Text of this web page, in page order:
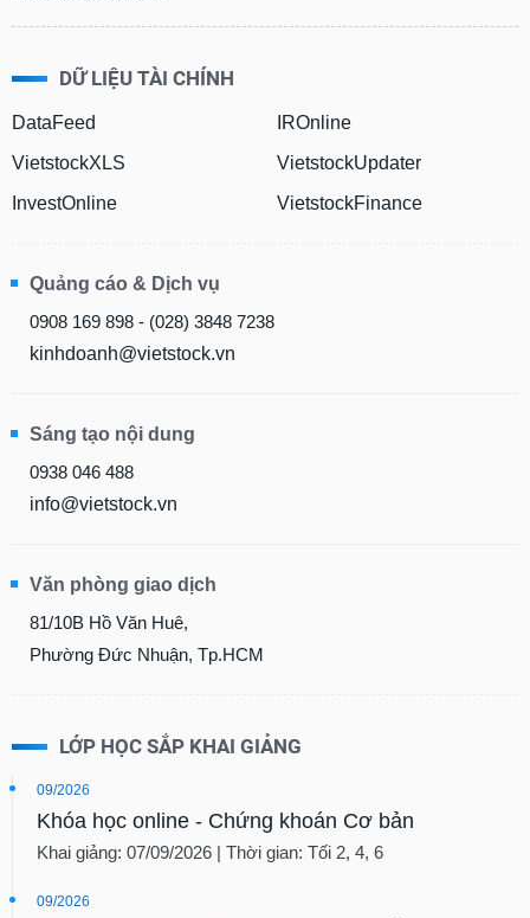
DỮ LIỆU TÀI CHÍNH
DataFeed
VietstockXLS
InvestOnline
IROnline
VietstockUpdater
VietstockFinance
Quảng cáo & Dịch vụ
0908 169 898 - (028) 3848 7238
kinhdoanh@vietstock.vn
Sáng tạo nội dung
0938 046 488
info@vietstock.vn
Văn phòng giao dịch
81/10B Hồ Văn Huê,
Phường Đức Nhuận, Tp.HCM
LỚP HỌC SẮP KHAI GIẢNG
09/2026
Khóa học online - Chứng khoán Cơ bản
Khai giảng: 07/09/2026 | Thời gian: Tối 2, 4, 6
09/2026